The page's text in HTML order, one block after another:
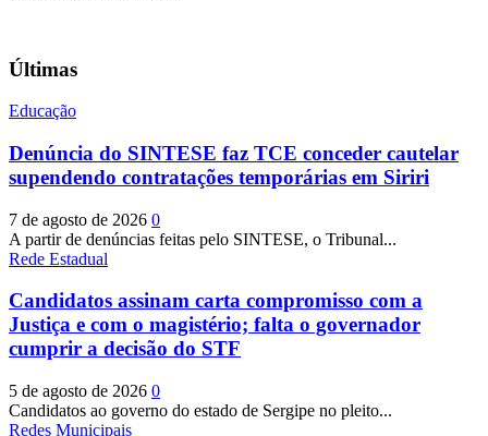
Últimas
Educação
Denúncia do SINTESE faz TCE conceder cautelar
supendendo contratações temporárias em Siriri
7 de agosto de 2026 0
A partir de denúncias feitas pelo SINTESE, o Tribunal...
Rede Estadual
Candidatos assinam carta compromisso com a
Justiça e com o magistério; falta o governador
cumprir a decisão do STF
5 de agosto de 2026 0
Candidatos ao governo do estado de Sergipe no pleito...
Redes Municipais